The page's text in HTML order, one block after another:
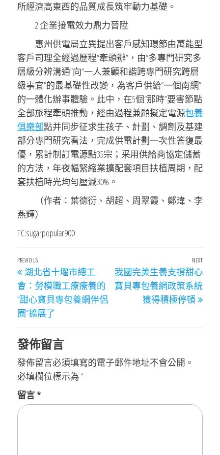
所經濟高東西的品質成長筑牢動力基礎。
2.企業接電效力鼎力晉陞
惠州供電局立異提出客戶感知環節由萬能型
客戶司理全經過歷程“牽頭辦”，由“多專門研究多
層級分辨溝通”向“一人兼顧和諧跨專門研究跨層
級事宜”的最基礎性改變，為客戶供給“一個南網”
的一體化辦事體驗。此中，在5個“那時”要害節點
全部旅程牽頭推動，經由過程兼顧擬定電源包養
俱樂部點并同步征求生孩子、計劃、調劑及基建
部分專門研究看法，完成供電計劃一次性答復最
優，累計制訂電源點35宗；采用供給商協定儲蓄
的方法，年夜幅緊縮業擴配套項目扶植周期，配
套扶植時光均勻壓減30%。
（作者：葉德衍、胡超、周翠霞、鄭瑋、李
燕輝）
TC:sugarpopular900
文
章
導
覽
Previous
Post
PREVIOUS
湖北省十堰市總工
會：勞模職工療療養的
“甜心寶貝專包養網伴侶
圈”擴展了
Next
Post
NEXT
我國完美生養支撐甜心
寶貝專包養網政策系統
獲得積極停頓
發佈留言
發佈留言必須填寫的電子郵件地址不會公開。
必填欄位標示為 *
留言*